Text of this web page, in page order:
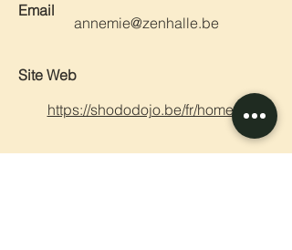
annemie@zenhalle.be
Email
Site Web
https://shododojo.be/fr/homefr/